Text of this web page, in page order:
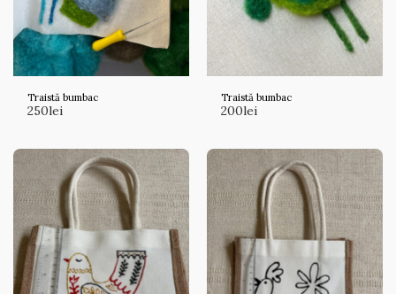
Traistă bumbac
250lei
Traistă bumbac
200lei